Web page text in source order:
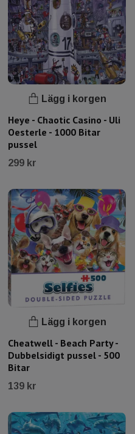
Lägg i korgen
Heye - Chaotic Casino - Uli
Oesterle - 1000 Bitar
pussel
299 kr
Lägg i korgen
Cheatwell - Beach Party -
Dubbelsidigt pussel - 500
Bitar
139 kr